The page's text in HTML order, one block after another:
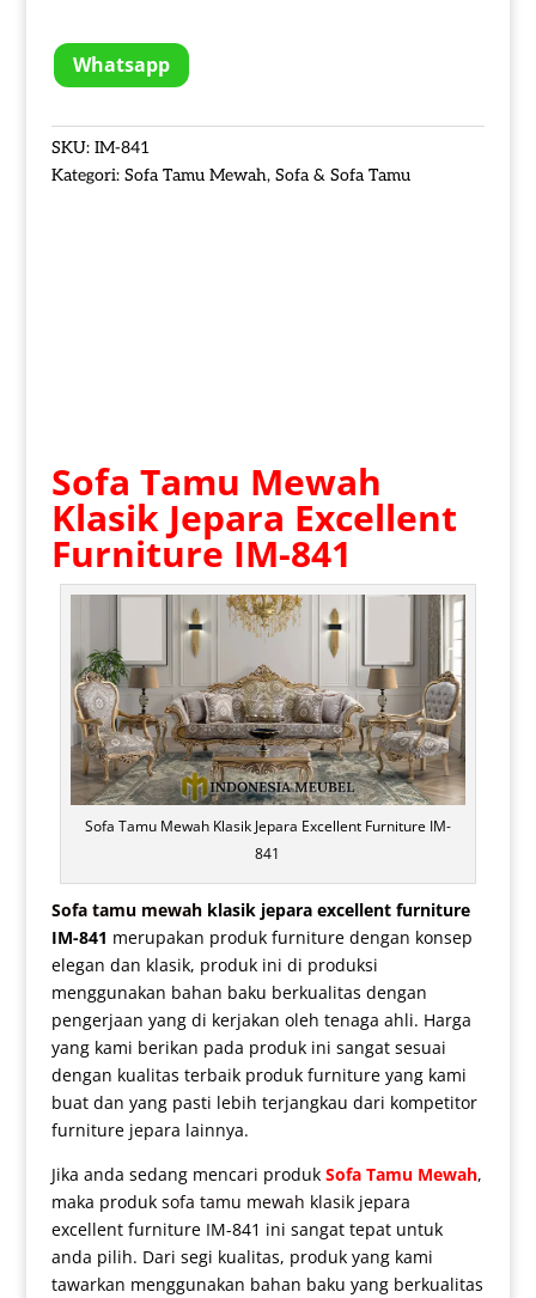
Whatsapp
SKU: IM-841
Kategori: Sofa Tamu Mewah, Sofa & Sofa Tamu
Sofa Tamu Mewah
Klasik Jepara Excellent
Furniture IM-841
Sofa Tamu Mewah Klasik Jepara Excellent Furniture IM-
841
Sofa tamu mewahklasik jepara excellent furniture
IM-841 merupakan produk furniture dengan konsep
elegan dan klasik, produk ini di produksi
menggunakan bahan baku berkualitas dengan
pengerjaan yang di kerjakan oleh tenaga ahli. Harga
yang kami berikan pada produk ini sangat sesuai
dengan kualitas terbaik produk furniture yang kami
buat dan yang pasti lebih terjangkau dari kompetitor
furniture jepara lainnya.
Jika anda sedang mencari produk Sofa Tamu Mewah,
maka produk sofa tamu mewah klasikjepara
excellent furniture IM-841 ini sangat tepat untuk
anda pilih. Dari segi kualitas, produk yang kami
tawarkan menggunakan bahan baku yang berkualitas